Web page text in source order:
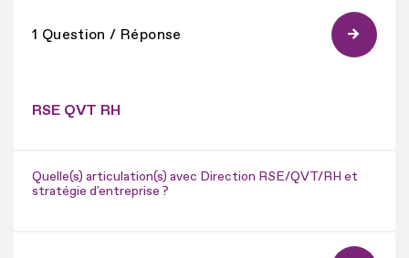
1 Question / Réponse
RSE QVT RH
Quelle(s) articulation(s) avec Direction RSE/QVT/RH et
stratégie d'entreprise ?